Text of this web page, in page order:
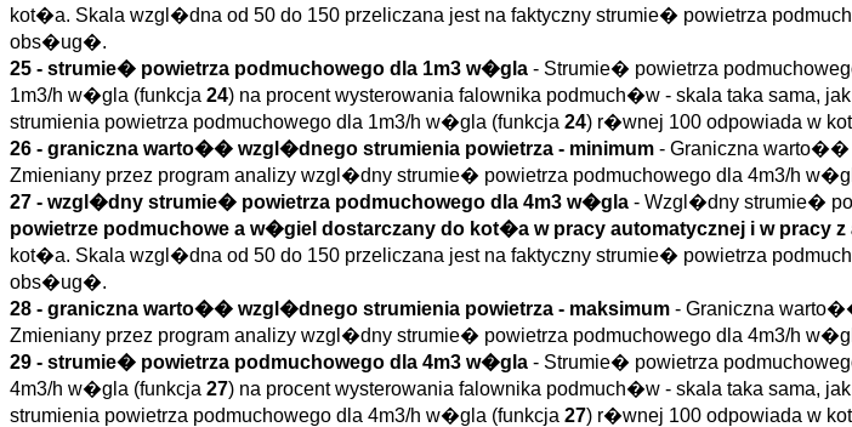
kot�a. Skala wzgl�dna od 50 do 150 przeliczana jest na faktyczny strumie� powietrza
obs�ug�.
25 - strumie� powietrza podmuchowego dla 1m3 w�gla - Strumie� powietrza
1m3/h w�gla (funkcja 24) na procent wysterowania falownika podmuch�w - skala taka sama,
strumienia powietrza podmuchowego dla 1m3/h w�gla (funkcja 24) r�wnej 100 odpowiada w
26 - graniczna warto�� wzgl�dnego strumienia powietrza - minimum - Graniczna warto��
Zmieniany przez program analizy wzgl�dny strumie� powietrza podmuchowego dla 4m3/h
27 - wzgl�dny strumie� powietrza podmuchowego dla 4m3 w�gla - Wzgl�dny strumie�
powietrze podmuchowe a w�giel dostarczany do kot�a w pracy automatycznej i w pracy
kot�a. Skala wzgl�dna od 50 do 150 przeliczana jest na faktyczny strumie� powietrza
obs�ug�.
28 - graniczna warto�� wzgl�dnego strumienia powietrza - maksimum - Graniczna
Zmieniany przez program analizy wzgl�dny strumie� powietrza podmuchowego dla 4m3/h
29 - strumie� powietrza podmuchowego dla 4m3 w�gla - Strumie� powietrza
4m3/h w�gla (funkcja 27) na procent wysterowania falownika podmuch�w - skala taka sama,
strumienia powietrza podmuchowego dla 4m3/h w�gla (funkcja 27) r�wnej 100 odpowiada w